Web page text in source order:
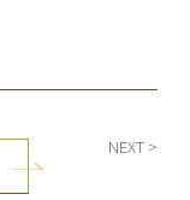
NEXT >